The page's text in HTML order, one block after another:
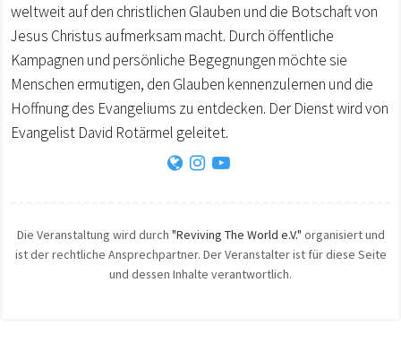
weltweit auf den christlichen Glauben und die Botschaft von
Jesus Christus aufmerksam macht. Durch öffentliche
Kampagnen und persönliche Begegnungen möchte sie
Menschen ermutigen, den Glauben kennenzulernen und die
Hoffnung des Evangeliums zu entdecken. Der Dienst wird von
Evangelist David Rotärmel geleitet.
Die Veranstaltung wird durch "Reviving The World e.V." organisiert und
ist der rechtliche Ansprechpartner. Der Veranstalter ist für diese Seite
und dessen Inhalte verantwortlich.